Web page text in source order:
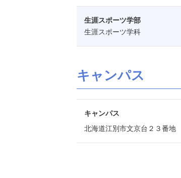
生涯スポーツ学部
生涯スポーツ学科
キャンパス
キャンパス
北海道江別市文京台２３番地